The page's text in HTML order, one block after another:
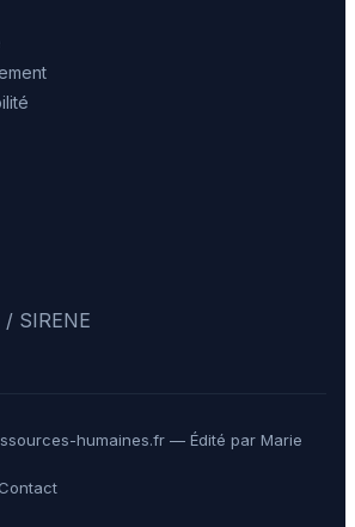
SIRENE
humaines.fr — Édité par Marie
Contact